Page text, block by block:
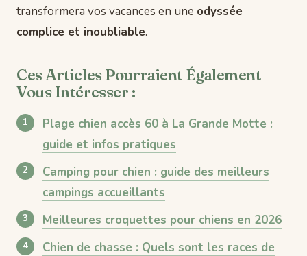
transformera vos vacances en une odyssée
complice et inoubliable.
Ces Articles Pourraient Également
Vous Intéresser :
Plage chien accès 60 à La Grande Motte :
guide et infos pratiques
Camping pour chien : guide des meilleurs
campings accueillants
Meilleures croquettes pour chiens en 2026
Chien de chasse : Quels sont les races de